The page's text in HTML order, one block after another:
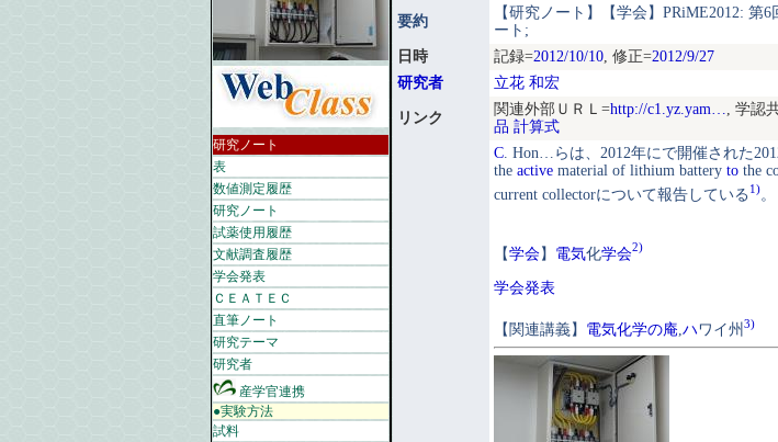
研究ノート
表
数値測定履歴
研究ノート
試薬使用履歴
文献調査履歴
学会発表
ＣＥＡＴＥＣ
直筆ノート
研究テーマ
研究者
産学官連携
●実験方法
試料
要約
【研究ノート】【学会】PRiME2012:
ート;
日時
記録=2012/10/10, 修正=2012/9/27
研究者
立花 和宏
リンク
関連外部ＵＲＬ=http://c1.yz.yam…, 学認
品 計算式
C. Hon…らは、 2012年にで開催された
the active material of lithium battery to the
current collectorについて報告している 1)。
【学会】 電気化学会2)
学会発表
【 関連講義】 電気化学の庵 ハワ イ州 3)